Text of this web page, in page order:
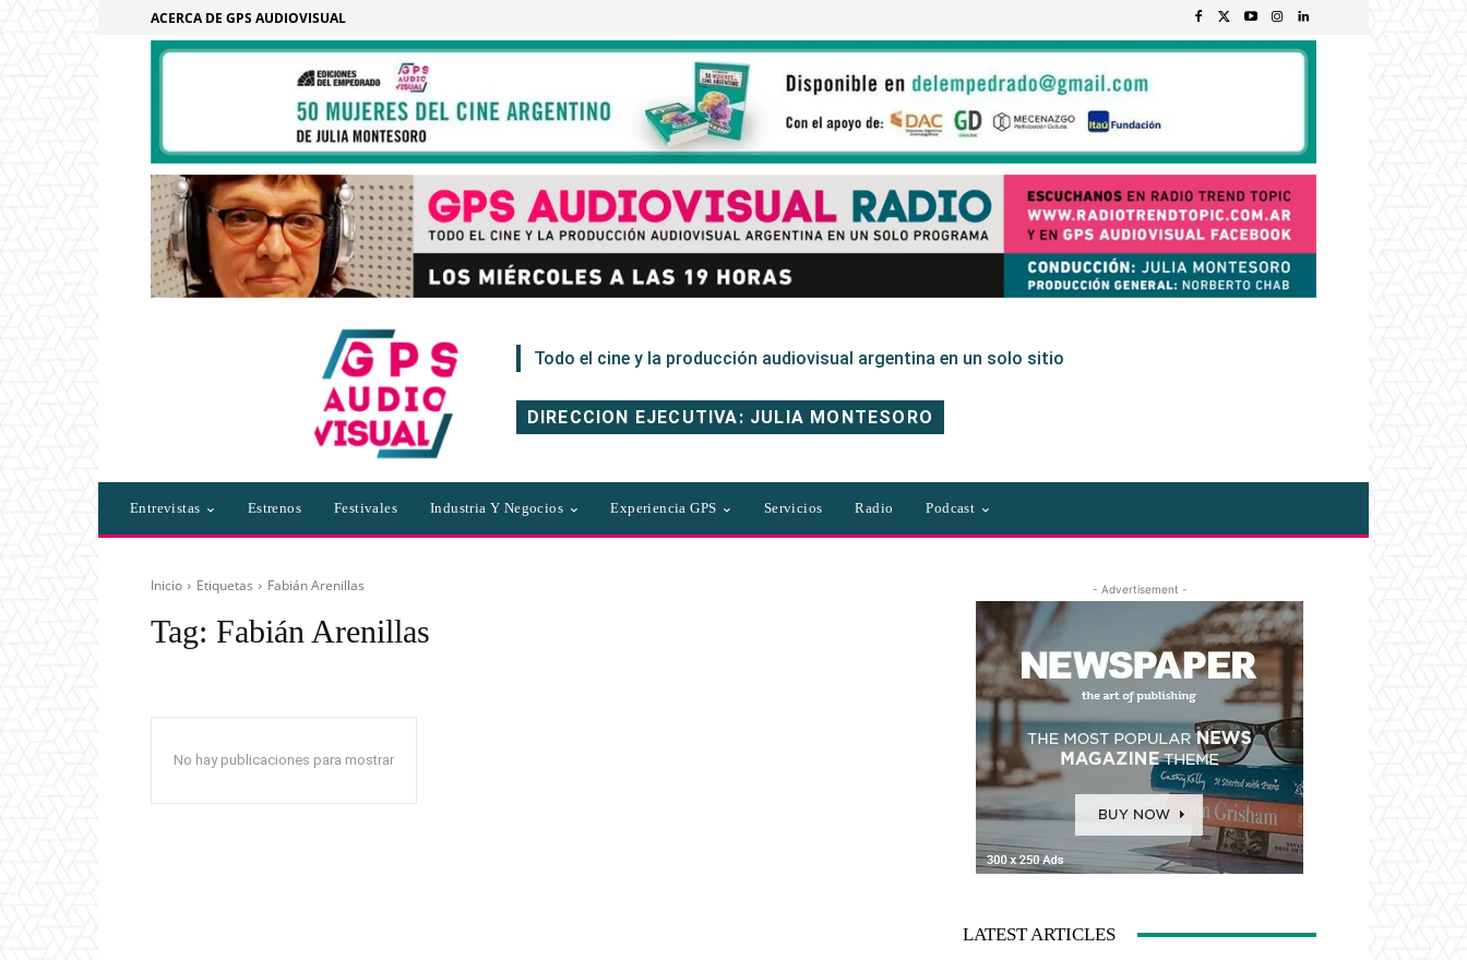
ACERCA DE GPS AUDIOVISUAL
Todo el cine y la producción audiovisual argentina en un solo sitio
DIRECCION EJECUTIVA: JULIA MONTESORO
Entrevistas Estrenos Festivales Industria Y Negocios Experiencia GPS Servicios Radio Podcast
Inicio Etiquetas Fabián Arenillas
Tag: Fabián Arenillas
No hay publicaciones para mostrar
- Advertisement -
LATEST ARTICLES